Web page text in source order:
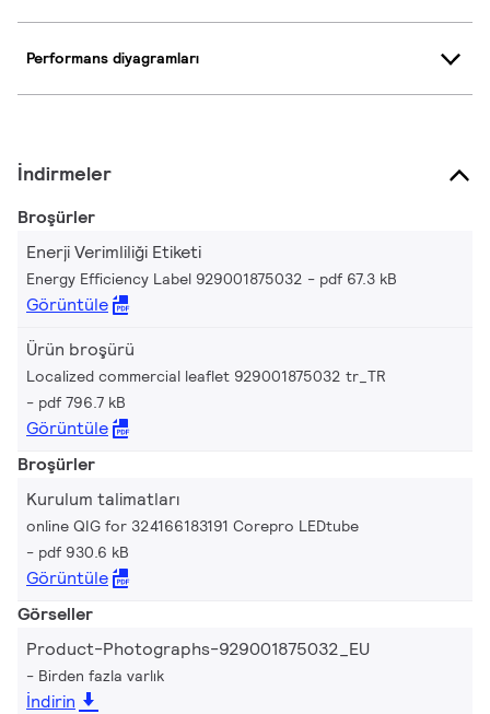
Performans diyagramları
İndirmeler
Broşürler
Enerji Verimliliği Etiketi
Energy Efficiency Label 929001875032 pdf 67.3 kB
Görüntüle
Ürün broşürü
Localized commercial leaflet 929001875032 tr_TR
pdf 796.7 kB
Görüntüle
Broşürler
Kurulum talimatları
online QIG for 324166183191 Corepro LEDtube
pdf 930.6 kB
Görüntüle
Görseller
Product-Photographs-929001875032_EU
Birden fazla varlık
İndirin